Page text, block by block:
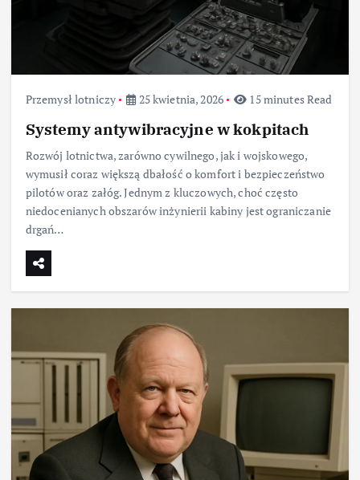
Przemysł lotniczy 25 kwietnia, 2026 15 minutes Read
Systemy antywibracyjne w kokpitach
Rozwój lotnictwa, zarówno cywilnego, jak i wojskowego,
wymusił coraz większą dbałość o komfort i bezpieczeństwo
pilotów oraz załóg. Jednym z kluczowych, choć często
niedocenianych obszarów inżynierii kabiny jest ograniczanie
drgań…